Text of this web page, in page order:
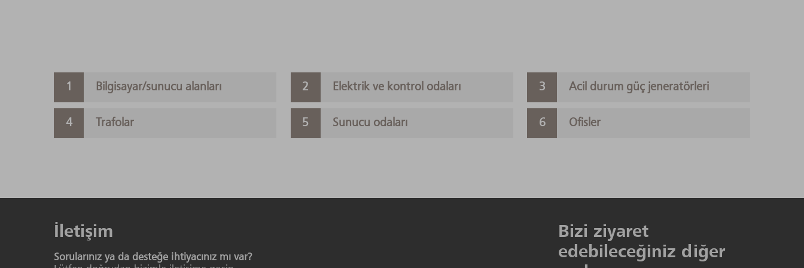
Bilgisayar/sunucu alanları Elektrik ve kontrol odaları Acil durum güç jeneratörleri
Trafolar Sunucu odaları Ofisler
İletişim
Sorularınız ya da desteğe ihtiyacınız mı var?
Bizi ziyaret
edebileceğiniz diğer